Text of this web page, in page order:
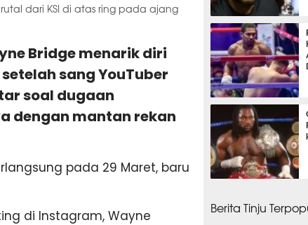
dari KSI di atas ring pada ajang
Bridge menarik diri
sang YouTuber
soal dugaan
dengan mantan rekan
pada 29 Maret, baru
di Instagram, Wayne
3 jam 6 menit lalu
7 jam 43 menit lalu
Berita Tinju